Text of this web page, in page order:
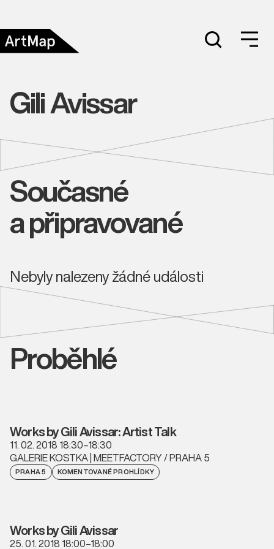
Gili Avissar
Současné
a připravované
Nebyly nalezeny žádné události
Proběhlé
Works by Gili Avissar: Artist Talk
11. 02. 2018 18:30–18:30
GALERIE KOSTKA | MEETFACTORY / PRAHA 5
PRAHA 5 KOMENTOVANÉ PROHLÍDKY
Works by Gili Avissar
25. 01. 2018 18:00–18:00